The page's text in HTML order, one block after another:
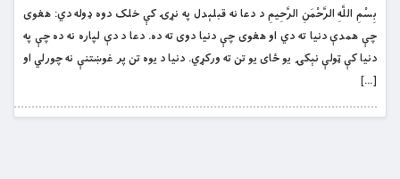
بِسْمِ اللَّهِ الرَّحْمَنِ الرَّحِيمِ د دعا نه قبلېدل په نړۍ کې خلک دوه ډوله دي: هغوی
چې همدې دنيا ته دي او هغوی چې دنيا دوی ته ده. دعا د دې لپاره نه ده چې په
دنيا کې ټولې نېکۍ يو ځای يو تن ته ورکړي. دنيا د يوه تن پر غوښتنې نه چورلي او
[…]